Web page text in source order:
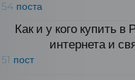
54 поста
Как и у кого купить
интернета и
51 пост